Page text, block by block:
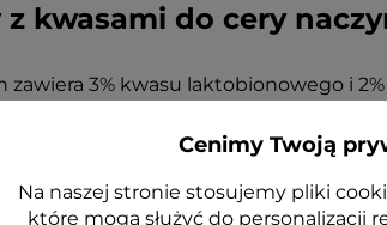
kwasami do cery
3% kwasu laktobionowego i
trakcie kuracji oraz przez 3 tygodnie
UV.
spłukiwania, po wchłonięciu się
Cenimy Twoją
Na naszej stronie stosujemy pliki
które mogą służyć do personalizacji